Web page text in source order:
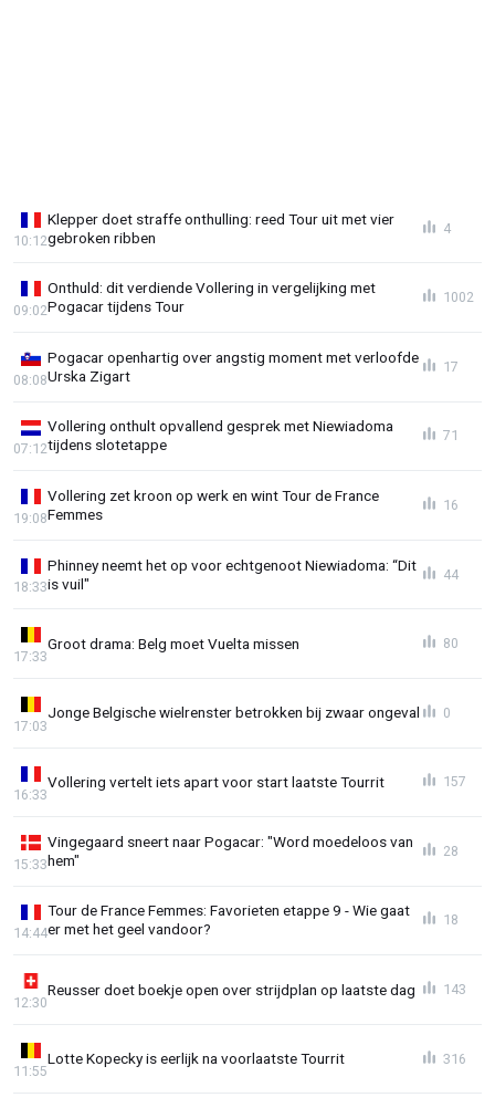
Klepper doet straffe onthulling: reed Tour uit met vier
gebroken ribben
10:12
4
Onthuld: dit verdiende Vollering in vergelijking met
Pogacar tijdens Tour
09:02
1002
Pogacar openhartig over angstig moment met verloofde
Urska Zigart
08:08
17
Vollering onthult opvallend gesprek met Niewiadoma
tijdens slotetappe
07:12
71
Vollering zet kroon op werk en wint Tour de France
Femmes
19:08
16
Phinney neemt het op voor echtgenoot Niewiadoma: “Dit
is vuil"
18:33
44
Groot drama: Belg moet Vuelta missen
17:33
80
Jonge Belgische wielrenster betrokken bij zwaar ongeval
17:03
0
Vollering vertelt iets apart voor start laatste Tourrit
16:33
157
Vingegaard sneert naar Pogacar: "Word moedeloos van
hem"
15:33
28
Tour de France Femmes: Favorieten etappe 9 - Wie gaat
er met het geel vandoor?
14:44
18
Reusser doet boekje open over strijdplan op laatste dag
12:30
143
Lotte Kopecky is eerlijk na voorlaatste Tourrit
11:55
316